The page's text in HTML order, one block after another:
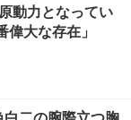
動力となってい
大な存在」